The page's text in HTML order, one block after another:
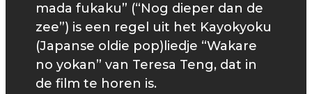
mada fukaku” (“Nog dieper dan de
zee”) is een regel uit het Kayokyoku
(Japanse oldie pop)liedje “Wakare
no yokan” van Teresa Teng, dat in
de film te horen is.